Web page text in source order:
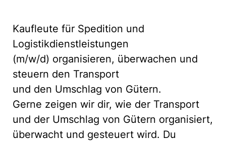
Kaufleute für Spedition und
Logistikdienstleistungen
(m/w/d) organisieren, überwachen und
steuern den Transport
und den Umschlag von Gütern.
Gerne zeigen wir dir, wie der Transport
und der Umschlag von Gütern organisiert,
überwacht und gesteuert wird. Du